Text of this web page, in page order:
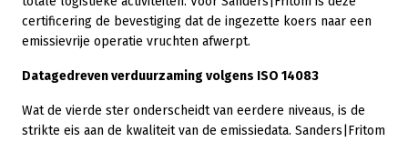
certificering de bevestiging dat de ingezette koers naar een
emissievrije operatie vruchten afwerpt.
Datagedreven verduurzaming volgens ISO 14083
Wat de vierde ster onderscheidt van eerdere niveaus, is de
strikte eis aan de kwaliteit van de emissiedata. Sanders|Fritom